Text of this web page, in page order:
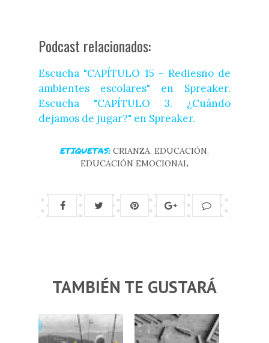
Podcast relacionados:
Escucha "CAPÍTULO 15 - Rediesño de
ambientes escolares" en Spreaker.
Escucha "CAPÍTULO 3. ¿Cuándo
dejamos de jugar?" en Spreaker.
ETIQUETAS: CRIANZA, EDUCACIÓN,
EDUCACIÓN EMOCIONAL
TAMBIÉN TE GUSTARÁ